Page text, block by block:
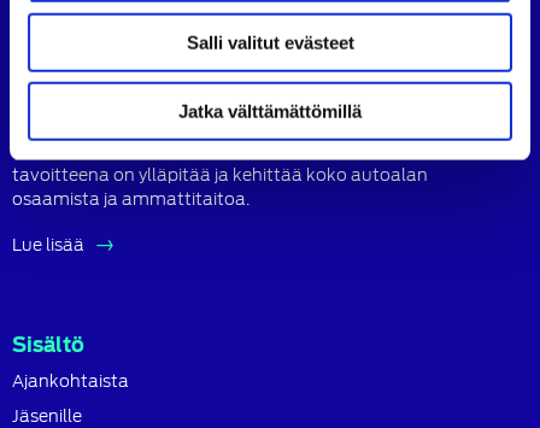
Salli valitut evästeet
Jatka välttämättömillä
Tietoa SATL:sta
Suomen Autoteknillinen Liitto ry (SATL) on autoalan
ammattilaisten ja asiantuntijoiden yhteistyö- ja
tavoitteena on ylläpitää ja kehittää koko autoalan
osaamista ja ammattitaitoa.
Lue lisää
Sisältö
Ajankohtaista
Jäsenille